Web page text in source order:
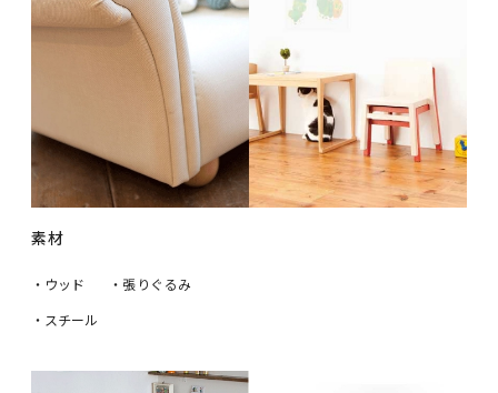
素材
・ウッド
・スチール
・張りぐるみ